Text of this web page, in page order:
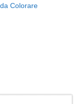
Colorare